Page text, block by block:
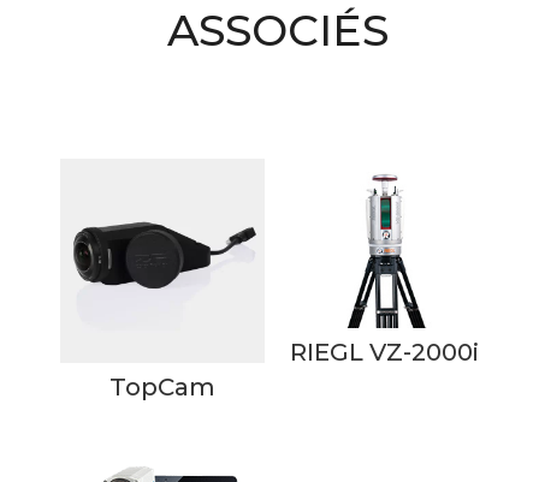
ASSOCIÉS
TopCam
RIEGL VZ-2000i